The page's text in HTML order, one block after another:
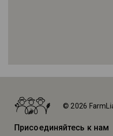
Фермы
Bennett Barn
© 2026
Присоединяйтесь к нам